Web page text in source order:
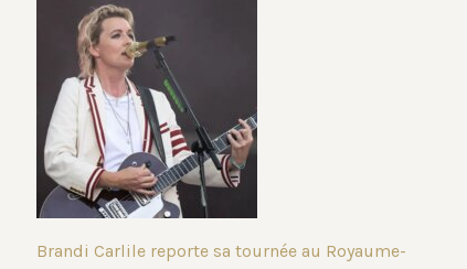
Brandi Carlile reporte sa tournée au Royaume-